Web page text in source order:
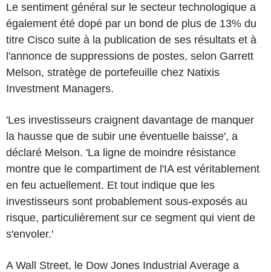
Le sentiment général sur le secteur technologique a
également été dopé par un bond de plus de 13% du
titre Cisco suite à la publication de ses résultats et à
l'annonce de suppressions de postes, selon Garrett
Melson, stratège de portefeuille chez Natixis
Investment Managers.
'Les investisseurs craignent davantage de manquer
la hausse que de subir une éventuelle baisse', a
déclaré Melson. 'La ligne de moindre résistance
montre que le compartiment de l'IA est véritablement
en feu actuellement. Et tout indique que les
investisseurs sont probablement sous-exposés au
risque, particulièrement sur ce segment qui vient de
s'envoler.'
A Wall Street, le Dow Jones Industrial Average a